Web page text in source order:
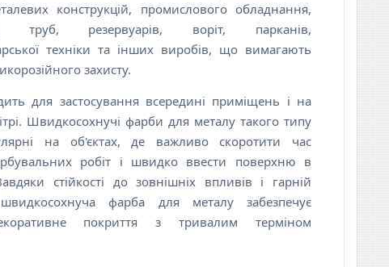
конструкцій, промислового обладнання,
труб, резервуарів, воріт, парканів,
техніки та інших виробів, що вимагають
захисту.
для застосування всередині приміщень і на
Швидкосохнучі фарби для металу такого типу
на об'єктах, де важливо скоротити час
робіт і швидко ввести поверхню в
стійкості до зовнішніх впливів і гарній
швидкосохнуча фарба для металу забезпечує
покриття з тривалим терміном